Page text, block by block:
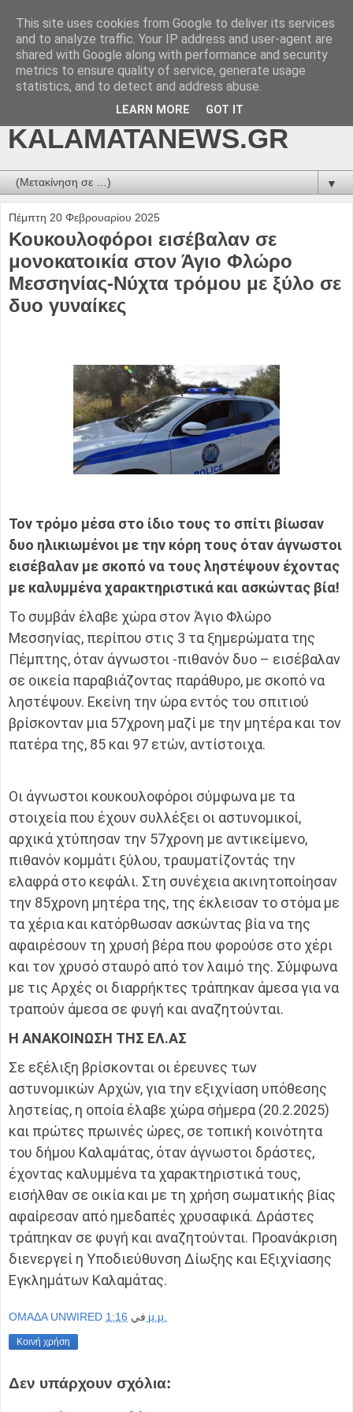
kalamatanews.gr -
ΜΕΣΣΗΝΙΑΚΑ ΝΕΑ
ONLINE-
KALAMATANEWS.GR
▼
Πέμπτη 20 Φεβρουαρίου 2025
Κουκουλοφόροι εισέβαλαν σε
μονοκατοικία στον Άγιο Φλώρο
Μεσσηνίας-Νύχτα τρόμου με ξύλο σε
δυο γυναίκες
Τον τρόμο μέσα στο ίδιο τους το σπίτι βίωσαν
δυο ηλικιωμένοι με την κόρη τους όταν άγνωστοι
εισέβαλαν με σκοπό να τους ληστέψουν έχοντας
με καλυμμένα χαρακτηριστικά και ασκώντας βία!
Το συμβάν έλαβε χώρα στον Άγιο Φλώρο
Μεσσηνίας, περίπου στις 3 τα ξημερώματα της
Πέμπτης, όταν άγνωστοι -πιθανόν δυο – εισέβαλαν
σε οικεία παραβιάζοντας παράθυρο, με σκοπό να
ληστέψουν. Εκείνη την ώρα εντός του σπιτιού
βρίσκονταν μια 57χρονη μαζί με την μητέρα και τον
πατέρα της, 85 και 97 ετών, αντίστοιχα.
Οι άγνωστοι κουκουλοφόροι σύμφωνα με τα
στοιχεία που έχουν συλλέξει οι αστυνομικοί,
αρχικά χτύπησαν την 57χρονη με αντικείμενο,
πιθανόν κομμάτι ξύλου, τραυματίζοντάς την
ελαφρά στο κεφάλι. Στη συνέχεια ακινητοποίησαν
την 85χρονη μητέρα της, της έκλεισαν το στόμα με
τα χέρια και κατόρθωσαν ασκώντας βία να της
αφαιρέσουν τη χρυσή βέρα που φορούσε στο χέρι
και τον χρυσό σταυρό από τον λαιμό της. Σύμφωνα
με τις Αρχές οι διαρρήκτες τράπηκαν άμεσα για να
τραπούν άμεσα σε φυγή και αναζητούνται.
Η ΑΝΑΚΟΙΝΩΣΗ ΤΗΣ ΕΛ.ΑΣ
Σε εξέλιξη βρίσκονται οι έρευνες των
αστυνομικών Αρχών, για την εξιχνίαση υπόθεσης
ληστείας, η οποία έλαβε χώρα σήμερα (20.2.2025)
και πρώτες πρωινές ώρες, σε τοπική κοινότητα
του δήμου Καλαμάτας, όταν άγνωστοι δράστες,
έχοντας καλυμμένα τα χαρακτηριστικά τους,
εισήλθαν σε οικία και με τη χρήση σωματικής βίας
αφαίρεσαν από ημεδαπές χρυσαφικά. Δράστες
τράπηκαν σε φυγή και αναζητούνται. Προανάκριση
διενεργεί η Υποδιεύθυνση Δίωξης και Εξιχνίασης
Εγκλημάτων Καλαμάτας.
OMAΔΑ UNWIRED في 1:16 μ.μ.
Κοινή χρήση
Δεν υπάρχουν σχόλια:
This site uses cookies from Google to deliver its services
and to analyze traffic. Your IP address and user-agent are
shared with Google along with performance and security
metrics to ensure quality of service, generate usage
statistics, and to detect and address abuse.
LEARN MORE GOT IT